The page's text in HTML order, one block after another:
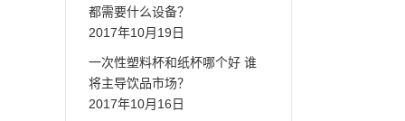
都需要什么设备？
2017年10月19日
一次性塑料杯和纸杯哪个好 谁
将主导饮品市场？
2017年10月16日